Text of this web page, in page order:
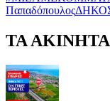
ΠαπαδόπουλοςΔΗΚΟ
ΤΑ